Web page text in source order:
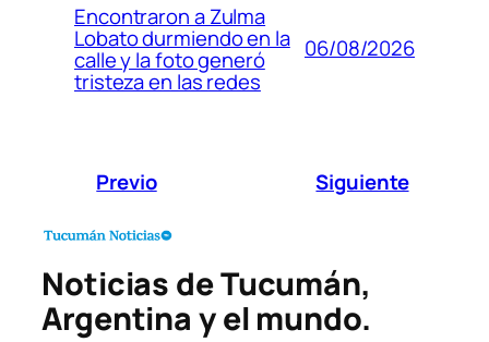
Encontraron a Zulma
Lobato durmiendo en la
calle y la foto generó
tristeza en las redes
06/08/2026
Previo Siguiente
Noticias de Tucumán,
Argentina y el mundo.